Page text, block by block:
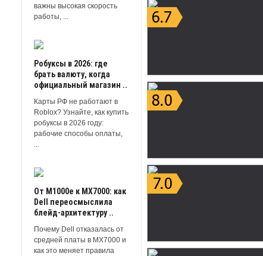
важны высокая скорость
работы, ...
Робуксы в 2026: где
брать валюту, когда
официальный магазин ..
Карты РФ не работают в
Roblox? Узнайте, как купить
робуксы в 2026 году:
рабочие способы оплаты,
...
От M1000e к MX7000: как
Dell переосмыслила
блейд-архитектуру ..
Почему Dell отказалась от
средней платы в MX7000 и
как это меняет правила